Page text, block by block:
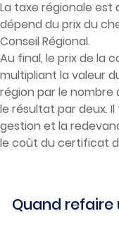
La taxe régionale est
dépend du prix du
Conseil Régional.
Au final, le prix de la
multipliant la valeur
région par le nombre
le résultat par deux.
gestion et la
le coût du certificat
Quand refaire